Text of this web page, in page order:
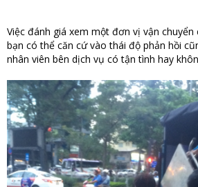
Việc đánh giá xem một đơn vị vận chuyển
bạn có thể căn cứ vào thái độ phản hồi
nhân viên bên dịch vụ có tận tình hay